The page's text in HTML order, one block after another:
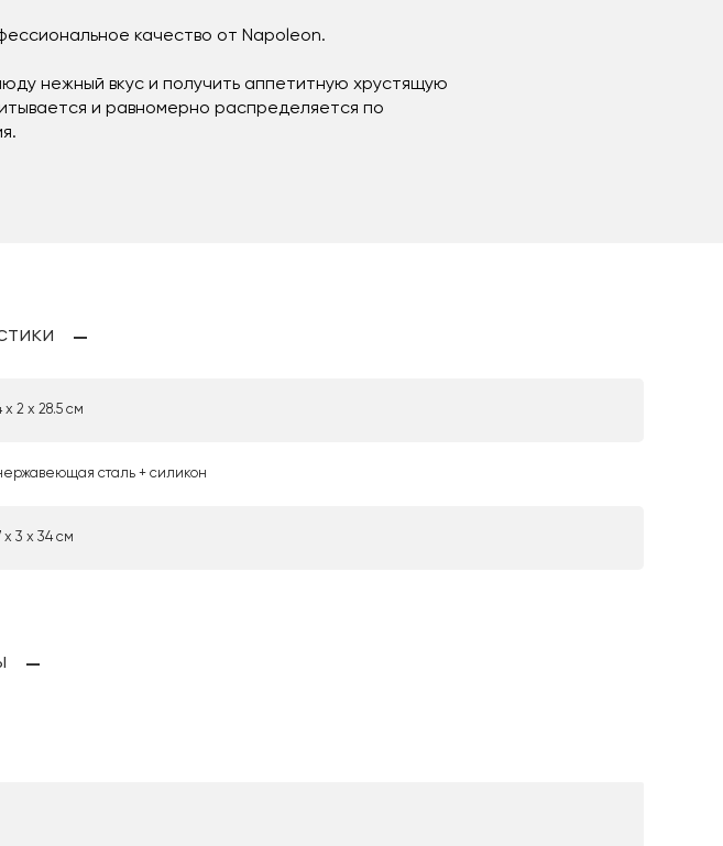
качество от Napoleon.
нежный вкус и получить аппетитную хрустящую
и равномерно распределяется по
х 2 х 28.5 см
сталь + силикон
х 3 х 34 см